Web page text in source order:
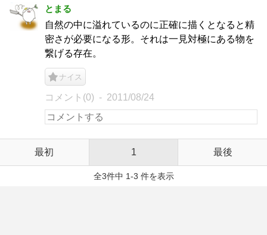
とまる
自然の中に溢れているのに正確に描くとなると精
密さが必要になる形。それは一見対極にある物を
繋げる存在。
ナイス
コメント(0) 2011/08/24
最初 1 最後
全3件中 1-3 件を表示